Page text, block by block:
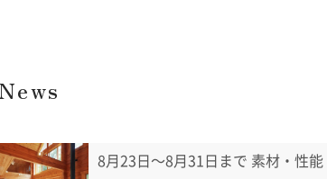
8月23日〜8月31日まで 素材・性